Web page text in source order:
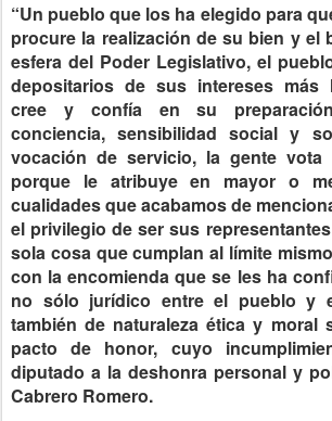
“Un pueblo que los ha elegido para
procure la realización de su bien y el
esfera del Poder Legislativo, el
depositarios de sus intereses más
cree y confía en su
conciencia, sensibilidad social y
vocación de servicio, la gente
porque le atribuye en mayor o
cualidades que acabamos de
el privilegio de ser sus
sola cosa que cumplan al límite
con la encomienda que se les ha
no sólo jurídico entre el pueblo y
también de naturaleza ética y moral
pacto de honor, cuyo
diputado a la deshonra personal y
Cabrero Romero.